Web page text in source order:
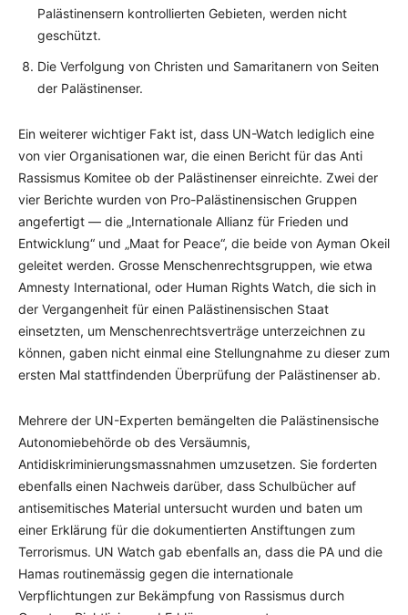
Palästinensern kontrollierten Gebieten, werden nicht
geschützt.
Die Verfolgung von Christen und Samaritanern von Seiten
der Palästinenser.
Ein weiterer wichtiger Fakt ist, dass UN-Watch lediglich eine
von vier Organisationen war, die einen Bericht für das Anti
Rassismus Komitee ob der Palästinenser einreichte. Zwei der
vier Berichte wurden von Pro-Palästinensischen Gruppen
angefertigt — die „Internationale Allianz für Frieden und
Entwicklung“ und „Maat for Peace“, die beide von Ayman Okeil
geleitet werden. Grosse Menschenrechtsgruppen, wie etwa
Amnesty International, oder Human Rights Watch, die sich in
der Vergangenheit für einen Palästinensischen Staat
einsetzten, um Menschenrechtsverträge unterzeichnen zu
können, gaben nicht einmal eine Stellungnahme zu dieser zum
ersten Mal stattfindenden Überprüfung der Palästinenser ab.
Mehrere der UN-Experten bemängelten die Palästinensische
Autonomiebehörde ob des Versäumnis,
Antidiskriminierungsmassnahmen umzusetzen. Sie forderten
ebenfalls einen Nachweis darüber, dass Schulbücher auf
antisemitisches Material untersucht wurden und baten um
einer Erklärung für die dokumentierten Anstiftungen zum
Terrorismus. UN Watch gab ebenfalls an, dass die PA und die
Hamas routinemässig gegen die internationale
Verpflichtungen zur Bekämpfung von Rassismus durch